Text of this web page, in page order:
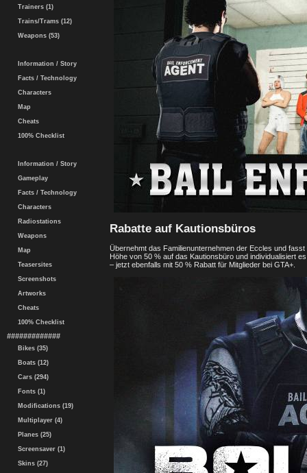
Trainers (1)
Trains/Trams (12)
Weapons (53)
Information / Story
Facts / Technology
Characters
Map
Cheats
100% Checklist
Information / Story
Gameplay
Facts / Technology
Characters
Radiostations
Weapons
Map
Teasersites
Screenshots
Artworks
Cheats
100% Checklist
#############
Bikes (35)
Boats (12)
Cars (294)
Fonts (1)
Modifications (19)
Multiplayer (4)
Planes (25)
Screensaver (1)
Skins (27)
Rabatte auf Kautionsbüros
Übernehmt das Familienunternehmen der Eccles und
Höhe von 50 % auf das Kautionsbüro und individualisiert
– jetzt ebenfalls mit 50 % Rabatt für Mitglieder bei GTA+.